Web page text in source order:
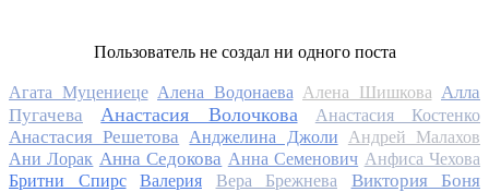
Пользователь не создал ни одного поста
Агата Муцениеце Алена Водонаева Алена Шишкова Алла
Пугачева
Анастасия Волочкова Анастасия Костенко
Анастасия Решетова Анджелина Джоли
Андрей Малахов
Ани Лорак Анна Седокова Анна Семенович Анфиса Чехова
Бритни Спирс
Валерия Вера Брежнева Виктория Боня